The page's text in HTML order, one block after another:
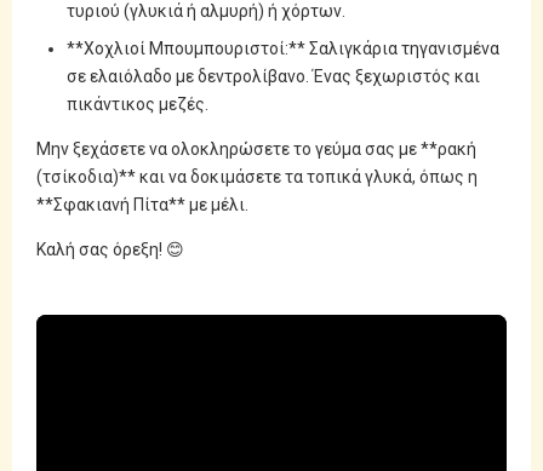
τυριού (γλυκιά ή αλμυρή) ή χόρτων.
**Χοχλιοί Μπουμπουριστοί:** Σαλιγκάρια τηγανισμένα
σε ελαιόλαδο με δεντρολίβανο. Ένας ξεχωριστός και
πικάντικος μεζές.
Μην ξεχάσετε να ολοκληρώσετε το γεύμα σας με **ρακή
(τσίκοδια)** και να δοκιμάσετε τα τοπικά γλυκά, όπως η
**Σφακιανή Πίτα** με μέλι.
Καλή σας όρεξη! 😊